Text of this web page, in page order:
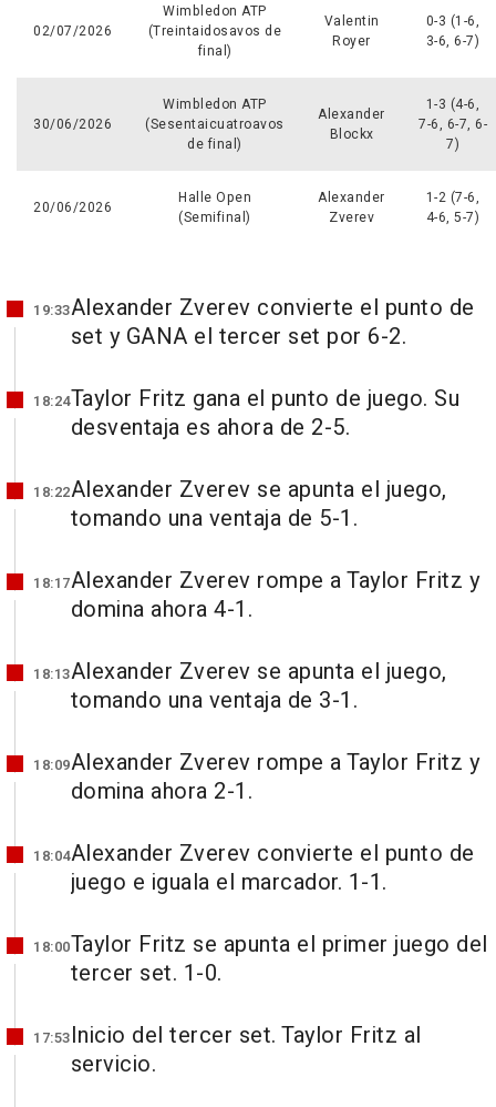
02/07/2026
Wimbledon ATP
(Treintaidosavos de
final)
Valentin
Royer
0-3 (1-6,
3-6, 6-7)
30/06/2026
Wimbledon ATP
(Sesentaicuatroavos
de final)
Alexander
Blockx
1-3 (4-6,
7-6, 6-7, 6-
7)
20/06/2026
Halle Open
(Semifinal)
Alexander
Zverev
1-2 (7-6,
4-6, 5-7)
19:33Alexander Zverev convierte el punto de
set y GANA el tercer set por 6-2.
18:24Taylor Fritz gana el punto de juego. Su
desventaja es ahora de 2-5.
18:22Alexander Zverev se apunta el juego,
tomando una ventaja de 5-1.
18:17Alexander Zverev rompe a Taylor Fritz y
domina ahora 4-1.
18:13Alexander Zverev se apunta el juego,
tomando una ventaja de 3-1.
18:09Alexander Zverev rompe a Taylor Fritz y
domina ahora 2-1.
18:04Alexander Zverev convierte el punto de
juego e iguala el marcador. 1-1.
18:00Taylor Fritz se apunta el primer juego del
tercer set. 1-0.
17:53Inicio del tercer set. Taylor Fritz al
servicio.